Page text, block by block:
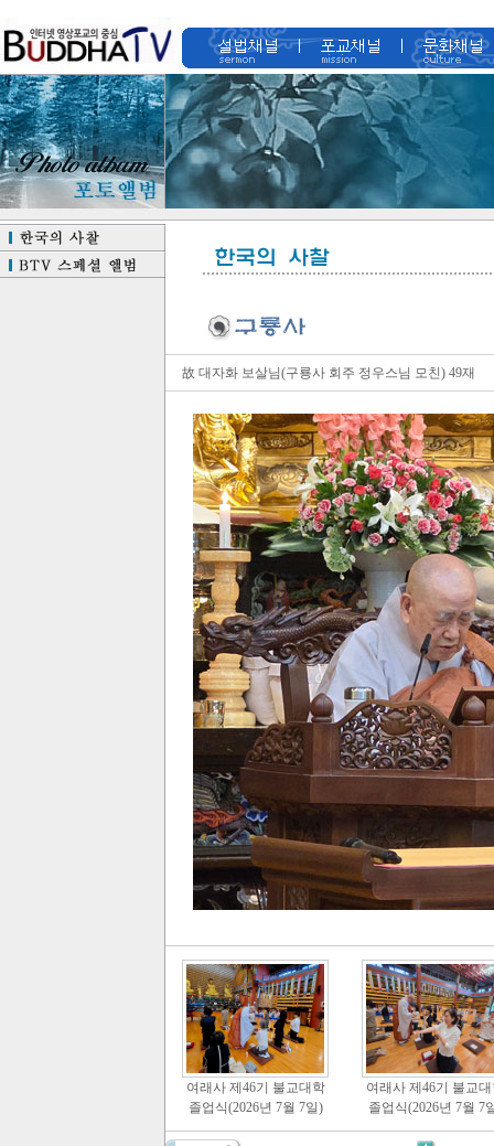
故 대자화 보살님(구룡사 회주 정우스님 모친) 49재
여래사 제46기 불교대학
졸업식(2026년 7월 7일)
여래사 제46기 불교대
졸업식(2026년 7월 7